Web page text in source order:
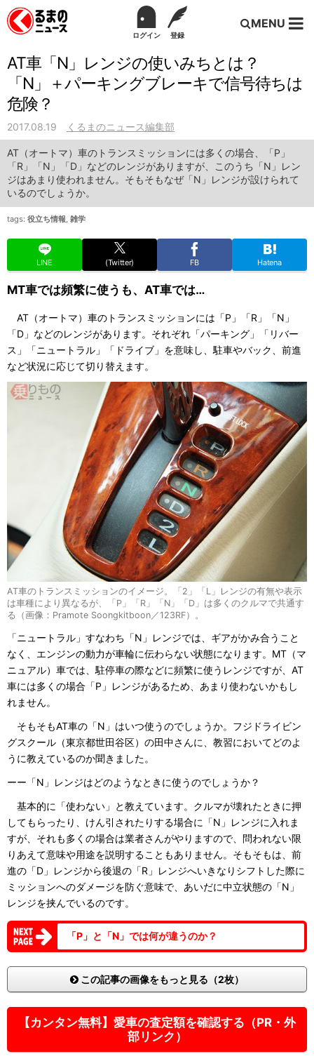
ログイン 登録
MENU
AT車「N」レンジの使いみちとは？
「N」＋パーキングブレーキで信号待ちは
危険？
2017.08.19 くるまのニュース編集部
AT（オートマ）車のトランスミッションには多くの場合、「P」
「R」「N」「D」などのレンジがありますが、このうち「N」レン
ジはあまり使われません。そもそもなぜ「N」レンジが設けられて
いるのでしょうか。
tags: 役立ち情報, 雑学
LINE (Twitter) FB Hatena
MT車では頻繁に使うも、AT車では…
AT（オートマ）車のトランスミッションには「P」「R」「N」
「D」などのレンジがあります。それぞれ「パーキング」「リバー
ス」「ニュートラル」「ドライブ」を意味し、駐車やバック、前進
など状況に応じて切り替えます。
AT車のトランスミッションのイメージ。「2」「L」レンジの有無や表示
は車種により異なるが、「P」「R」「N」「D」は多くのクルマで共通す
る（画像：Pramote Soongkitboon／123RF）。
「ニュートラル」すなわち「N」レンジでは、ギアがかみ合うこと
なく、エンジンの動力が車輪に伝わらない状態になります。MT（マ
ニュアル）車では、駐停車の際などに頻繁に使うレンジですが、AT
車には多くの場合「P」レンジがあるため、あまり使わないかもし
れません。
そもそもAT車の「N」はいつ使うのでしょうか。フジドライビン
グスクール（東京都世田谷区）の田中さんに、教習においてどのよ
うに教えているのか聞きました。
ーー「N」レンジはどのようなときに使うのでしょうか？
基本的に「使わない」と教えています。クルマが壊れたときに押
してもらったり、けん引されたりする場合に「N」レンジに入れま
すが、それも多くの場合は業者さんがやりますので、問われない限
りあえて意味や用途を説明することもありません。そもそもは、前
進の「D」レンジから後退の「R」レンジへいきなりシフトした際に
ミッションへのダメージを防ぐ意味で、あいだに中立状態の「N」
レンジを挟んでいるのです。
「P」と「N」では何が違うのか？
この記事の画像をもっと見る（2枚）
【カンタン無料】愛車の査定額を確認する（PR・外
部リンク）